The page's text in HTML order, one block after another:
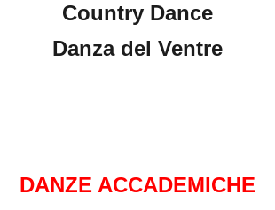
Country Dance
Danza del Ventre
DANZE ACCADEMICHE